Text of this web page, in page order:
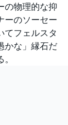
の物理的な抑
ーのソーセー
てフェルスタ
かな」縁石だ